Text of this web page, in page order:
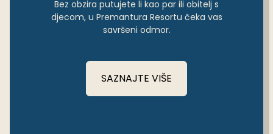
Bez obzira putujete li kao par ili obitelj s
djecom, u Premantura Resortu čeka vas
savršeni odmor.
SAZNAJTE VIŠE